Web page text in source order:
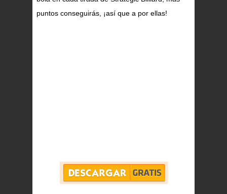
puntos conseguirás, ¡así que a por ellas!